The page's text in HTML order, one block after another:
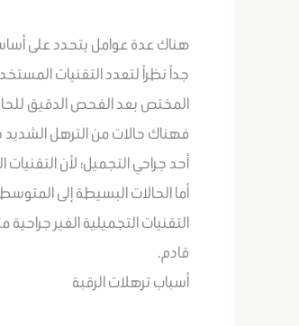
هناك عدة عوامل يتحدد على
جداً نظراً لتعدد التقنيات
المختص بعد الفحص الدقيق
فهناك حالات من الترهل الشديد
أحد جراحي التجميل؛ لأن
أما الحالات البسيطة إلى
التقنيات التجميلية الغير جراحية
قادم.
أسباب ترهلات الرقبة